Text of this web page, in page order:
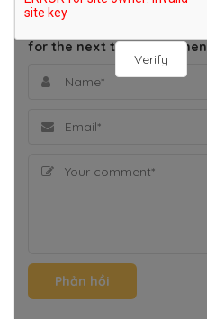
Verify
Save my name, email,
for the next time I